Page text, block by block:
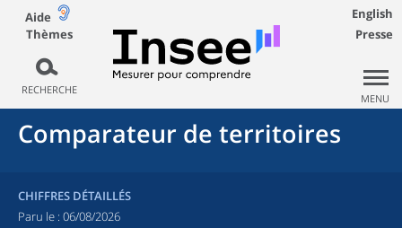
Aide
Thèmes
RECHERCHE
English
Presse
MENU
Comparateur de territoires
CHIFFRES DÉTAILLÉS
Paru le : 06/08/2026